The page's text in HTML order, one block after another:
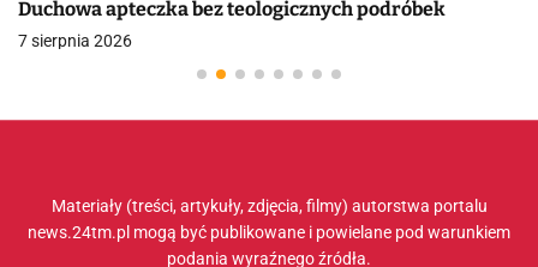
Duchowa apteczka bez teologicznych podróbek
7 sierpnia 2026
Materiały (treści, artykuły, zdjęcia, filmy) autorstwa portalu
news.24tm.pl mogą być publikowane i powielane pod warunkiem
podania wyraźnego źródła.